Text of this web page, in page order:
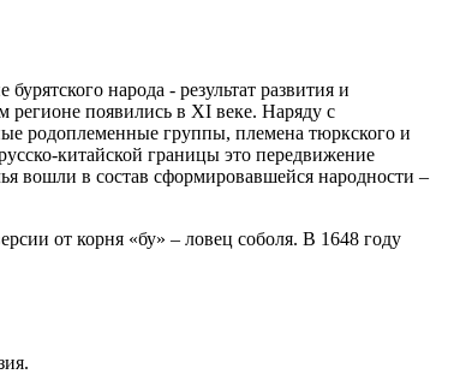
народа - результат развития и
появились в XI веке. Наряду с
родоплеменные группы, племена тюркского и
китайской границы это передвижение
вошли в состав сформировавшейся народности –
от корня «бу» – ловец соболя. В 1648 году